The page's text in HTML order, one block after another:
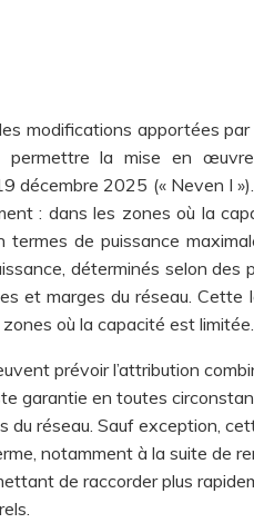
modifications apportées
la mise en
décembre 2025 (« Neven I
: dans les zones où la
termes de puissance
déterminés selon
et marges du réseau. Cette
où la capacité est limitée.
prévoir l’attribution
garantie en toutes
du réseau. Sauf exception,
notamment à la suite de
de raccorder plus